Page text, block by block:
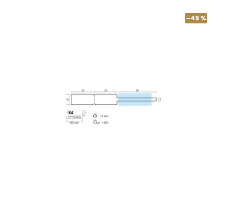
–49 %